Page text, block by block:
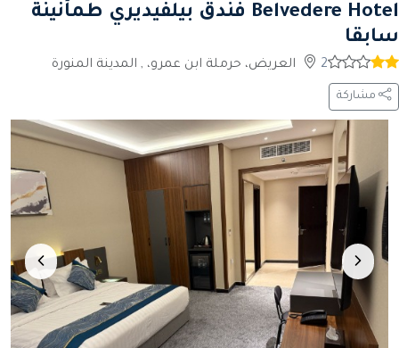
Belvedere Hotel فندق بيلفيديري طمأنينة
سابقا
2 العريض، حرملة ابن عمرو، , المدينة المنورة
مشاركة